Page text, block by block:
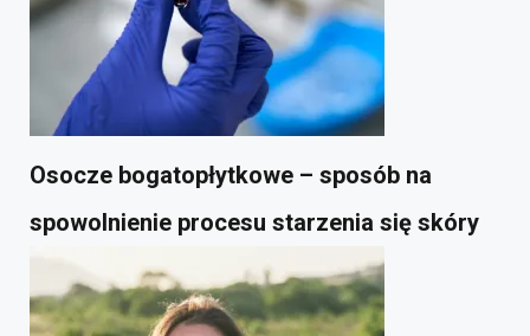
Osocze bogatopłytkowe – sposób na
spowolnienie procesu starzenia się skóry